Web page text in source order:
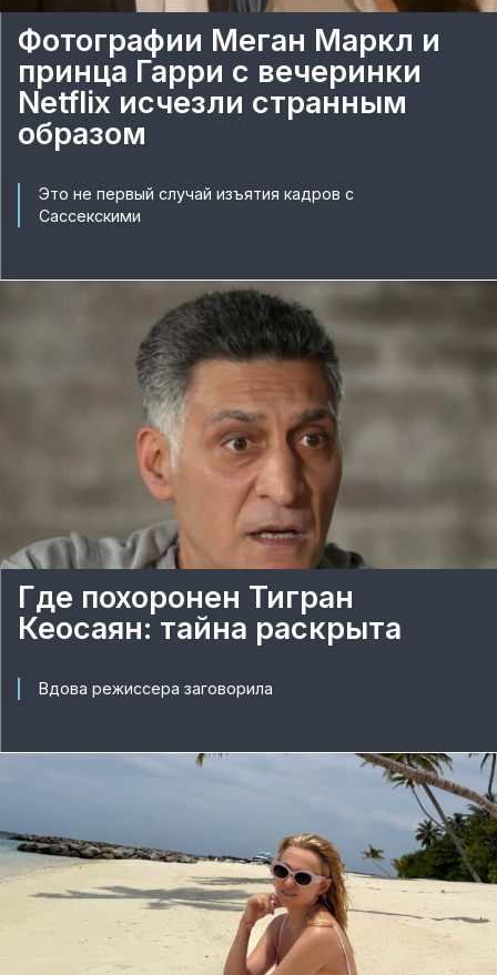
Фотографии Меган Маркл и
принца Гарри с вечеринки
Netflix исчезли странным
образом
Это не первый случай изъятия кадров с
Сассекскими
Где похоронен Тигран
Кеосаян: тайна раскрыта
Вдова режиссера заговорила